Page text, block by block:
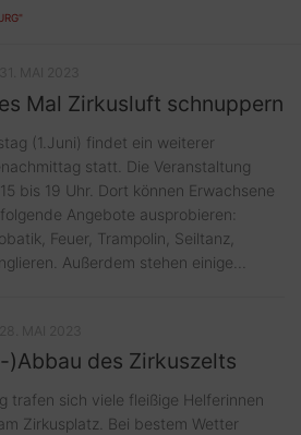
Mal Zirkusluft schnuppern
(1.Juni) findet ein weiterer
statt. Die Veranstaltung
bis 19 Uhr. Dort können Erwachsene
Angebote ausprobieren:
Feuer, Trampolin, Seiltanz,
Außerdem stehen einige...
)Abbau des Zirkuszelts
trafen sich viele fleißige Helferinnen
Zirkusplatz. Bei bestem Wetter